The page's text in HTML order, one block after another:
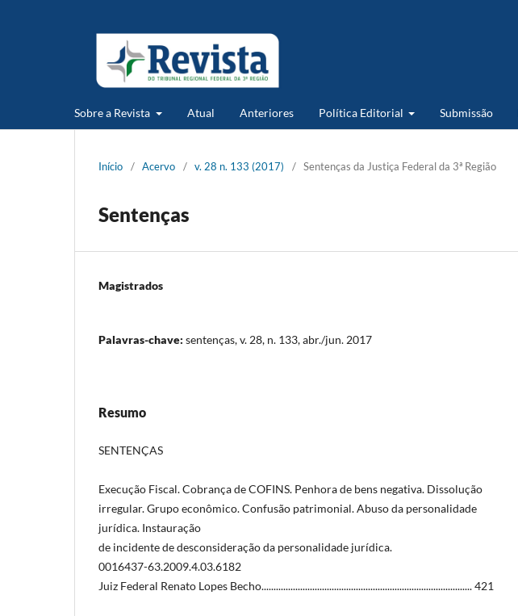
Sobre a Revista Atual Anteriores Política Editorial Submissão
Início / Acervo / v. 28 n. 133 (2017) / Sentenças da Justiça Federal da 3ª Região
Sentenças
Magistrados
Palavras-chave: sentenças, v. 28, n. 133, abr./jun. 2017
Resumo
SENTENÇAS
Execução Fiscal. Cobrança de COFINS. Penhora de bens negativa. Dissolução
irregular. Grupo econômico. Confusão patrimonial. Abuso da personalidade
jurídica. Instauração
de incidente de desconsideração da personalidade jurídica.
0016437-63.2009.4.03.6182
Juiz Federal Renato Lopes Becho....................................................................................... 421